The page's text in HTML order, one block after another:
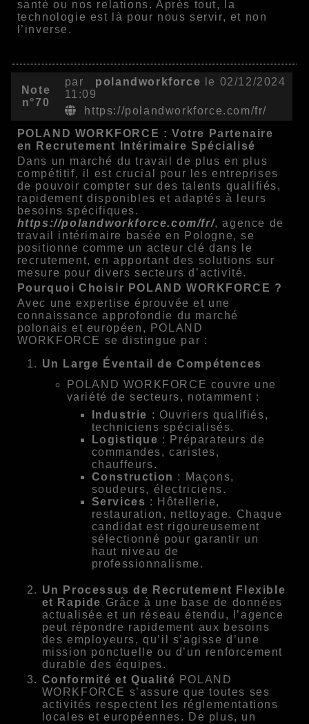
santé ou nos relations. Après tout, la
technologie est là pour nous servir, et non
l’inverse.
Note
n°70
par polandworkforce
le 02/12/2024
11:09
https://polandworkforce.com/fr/
POLAND WORKFORCE : Votre Partenaire
en Recrutement Intérimaire Spécialisé
Dans un marché du travail de plus en plus
compétitif, il est crucial pour les entreprises
de pouvoir compter sur des talents qualifiés,
rapidement disponibles et adaptés à leurs
besoins spécifiques.
https://polandworkforce.com/fr/, agence de
travail intérimaire basée en Pologne, se
positionne comme un acteur clé dans le
recrutement, en apportant des solutions sur
mesure pour divers secteurs d’activité.
Pourquoi Choisir POLAND WORKFORCE ?
Avec une expertise éprouvée et une
connaissance approfondie du marché
polonais et européen, POLAND
WORKFORCE se distingue par :
Un Large Éventail de Compétences
POLAND WORKFORCE couvre une
variété de secteurs, notamment :
Industrie : Ouvriers qualifiés,
techniciens spécialisés.
Logistique : Préparateurs de
commandes, caristes,
chauffeurs.
Construction : Maçons,
soudeurs, électriciens.
Services : Hôtellerie,
restauration, nettoyage. Chaque
candidat est rigoureusement
sélectionné pour garantir un
haut niveau de
professionnalisme.
Un Processus de Recrutement Flexible
et Rapide Grâce à une base de données
actualisée et un réseau étendu, l’agence
peut répondre rapidement aux besoins
des employeurs, qu’il s’agisse d’une
mission ponctuelle ou d’un renforcement
durable des équipes.
Conformité et Qualité POLAND
WORKFORCE s’assure que toutes ses
activités respectent les réglementations
locales et européennes. De plus, un